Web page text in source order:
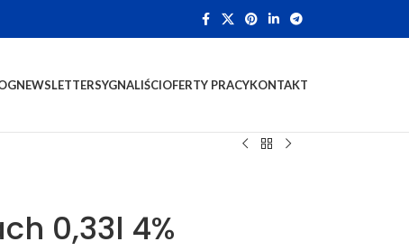
NEWSLETTERSYGNALIŚCIOFERTY PRACYKONTAKT
0,33l 4%